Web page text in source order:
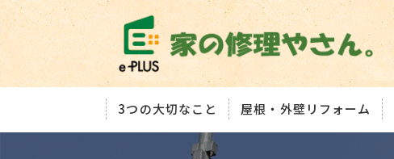
3つの大切なこと 屋根・外壁リフォーム